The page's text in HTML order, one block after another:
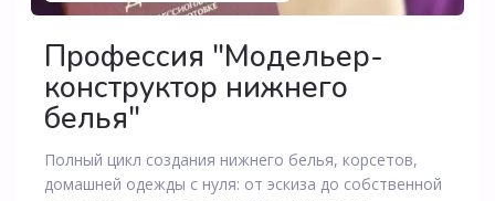
Профессия "Модельер-
конструктор нижнего
белья"
Полный цикл создания нижнего белья, корсетов,
домашней одежды с нуля: от эскиза до собственной